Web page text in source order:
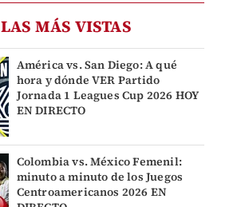
LAS MÁS VISTAS
América vs. San Diego: A qué
hora y dónde VER Partido
Jornada 1 Leagues Cup 2026 HOY
EN DIRECTO
Colombia vs. México Femenil:
minuto a minuto de los Juegos
Centroamericanos 2026 EN